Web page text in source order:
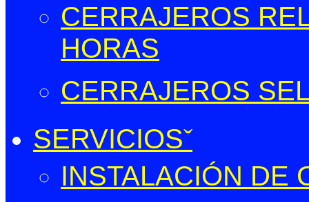
CERRAJEROS
HORAS
CERRAJEROS
SERVICIOS
INSTALACIÓN DE